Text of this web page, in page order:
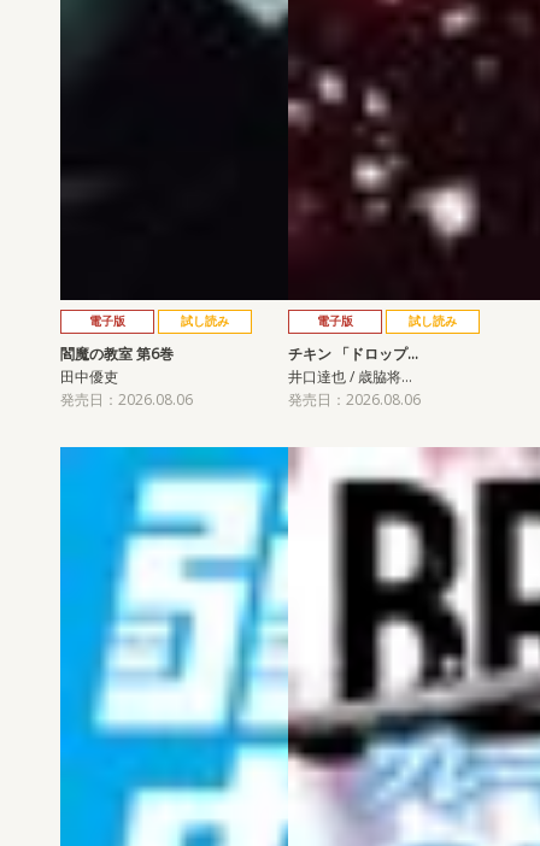
電子版 試し読み
閻魔の教室 第6巻
田中優吏
発売日：2026.08.06
電子版 試し読み
チキン 「ドロップ…
井口達也 / 歳脇将…
発売日：2026.08.06